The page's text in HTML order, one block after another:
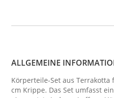
ALLGEMEINE
Körperteile-Set aus
cm Krippe. Das Set umfasst